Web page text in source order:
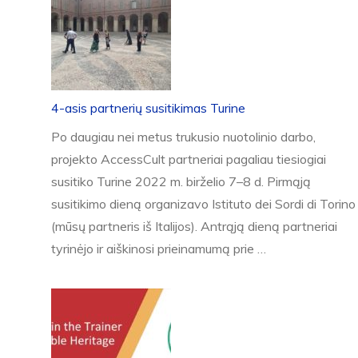
4-asis partnerių susitikimas Turine
Po daugiau nei metus trukusio nuotolinio darbo,
projekto AccessCult partneriai pagaliau tiesiogiai
susitiko Turine 2022 m. birželio 7–8 d. Pirmąją
susitikimo dieną organizavo Istituto dei Sordi di Torino
(mūsų partneris iš Italijos). Antrąją dieną partneriai
tyrinėjo ir aiškinosi prieinamumą prie …